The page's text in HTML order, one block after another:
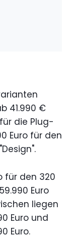
41.990 €
die Plug-
Euro für den
für den 320
Euro
liegen
Euro und
Euro.